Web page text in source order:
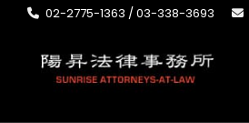
02-2775-1363 / 03-338-3693